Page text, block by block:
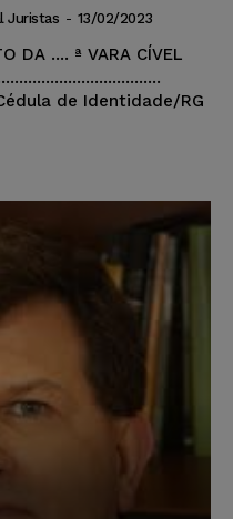
Juristas - 13/02/2023
DA .... ª VARA CÍVEL
de Identidade/RG